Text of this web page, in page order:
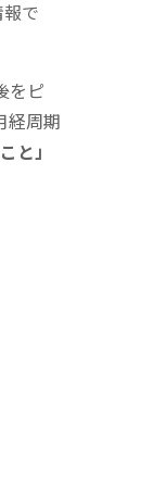
で
をピ
経周期
と」